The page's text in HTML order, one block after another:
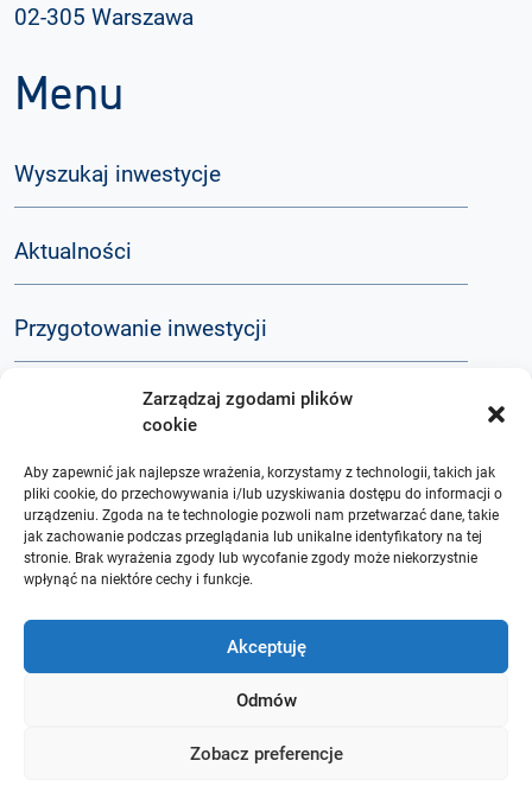
Zarządzaj zgodami plików
cookie
Aby zapewnić jak najlepsze wrażenia, korzystamy z technologii, takich jak
pliki cookie, do przechowywania i/lub uzyskiwania dostępu do informacji o
urządzeniu. Zgoda na te technologie pozwoli nam przetwarzać dane, takie
jak zachowanie podczas przeglądania lub unikalne identyfikatory na tej
stronie. Brak wyrażenia zgody lub wycofanie zgody może niekorzystnie
wpłynąć na niektóre cechy i funkcje.
Akceptuję
Odmów
Zobacz preferencje
02-305 Warszawa
Menu
Wyszukaj inwestycje
Aktualności
Przygotowanie inwestycji
Komunikacja społeczna
Baza wiedzy
Q&A